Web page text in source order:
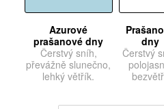
Azurové
prašanové dny
Čerstvý sníh,
převážně slunečno,
lehký větřík.
dny
Čerstvý